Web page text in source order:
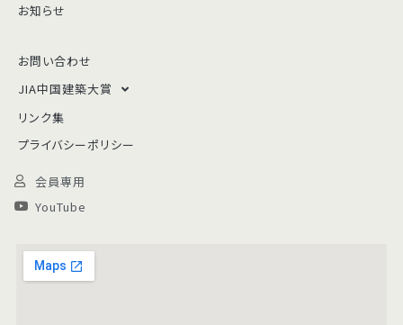
お知らせ
お問い合わせ
JIA中国建築大賞
リンク集
プライバシーポリシー
会員専用
YouTube